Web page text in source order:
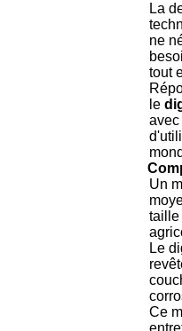
La
ne
tout
le
avec
Un
taille
Le
Ce